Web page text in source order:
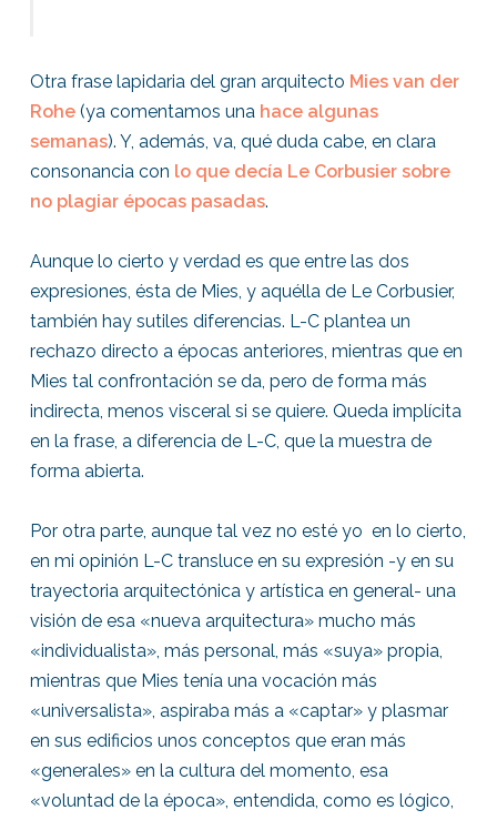
Otra frase lapidaria del gran arquitecto Mies van der
Rohe (ya comentamos una hace algunas
semanas). Y, además, va, qué duda cabe, en clara
consonancia con lo que decía Le Corbusier sobre
no plagiar épocas pasadas.
Aunque lo cierto y verdad es que entre las dos
expresiones, ésta de Mies, y aquélla de Le Corbusier,
también hay sutiles diferencias. L-C plantea un
rechazo directo a épocas anteriores, mientras que en
Mies tal confrontación se da, pero de forma más
indirecta, menos visceral si se quiere. Queda implícita
en la frase, a diferencia de L-C, que la muestra de
forma abierta.
Por otra parte, aunque tal vez no esté yo en lo cierto,
en mi opinión L-C transluce en su expresión -y en su
trayectoria arquitectónica y artística en general- una
visión de esa «nueva arquitectura» mucho más
«individualista», más personal, más «suya» propia,
mientras que Mies tenía una vocación más
«universalista», aspiraba más a «captar» y plasmar
en sus edificios unos conceptos que eran más
«generales» en la cultura del momento, esa
«voluntad de la época», entendida, como es lógico,